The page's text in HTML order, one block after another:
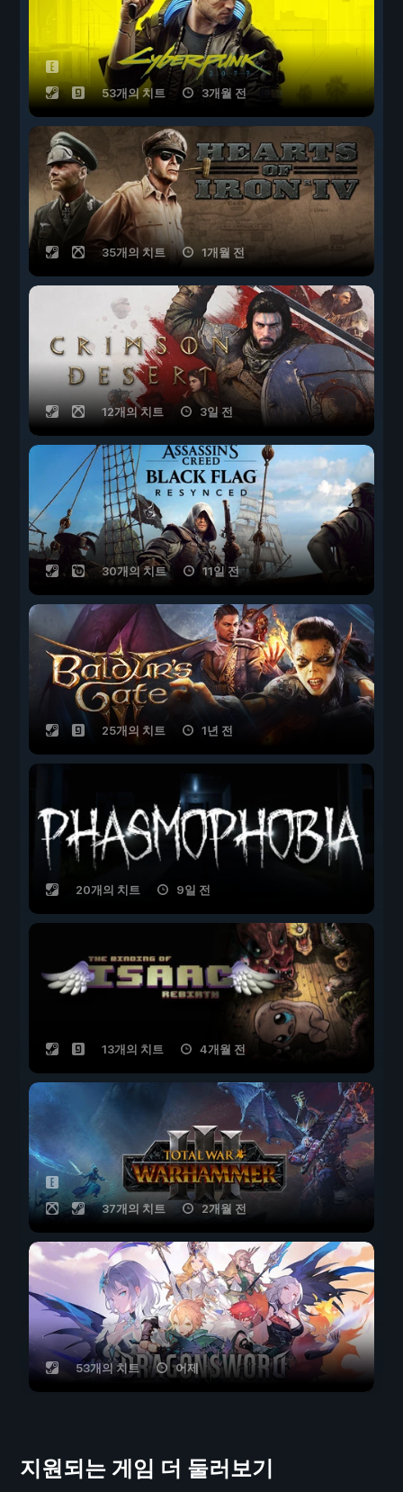
53개의 치트 3개월 전
35개의 치트 1개월 전
12개의 치트 3일 전
30개의 치트 11일 전
25개의 치트 1년 전
20개의 치트 9일 전
13개의 치트 4개월 전
37개의 치트 2개월 전
53개의 치트 어제
지원되는 게임 더 둘러보기